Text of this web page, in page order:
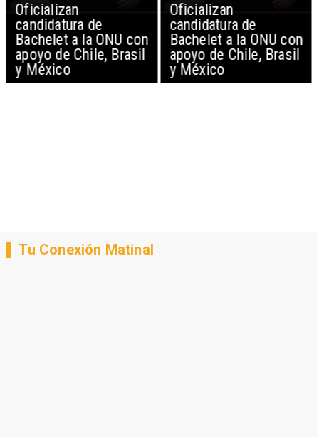
Oficializan
candidatura de
Bachelet a la ONU con
apoyo de Chile, Brasil
y México
Oficializan
candidatura de
Bachelet a la ONU con
apoyo de Chile, Brasil
y México
Tu Conexión Matinal